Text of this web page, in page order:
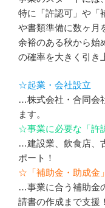
特に「許認可」や「
や書類準備に数ヶ月
余裕のある秋から始
の確率を大きく引き
☆起業・会社設立
…株式会社・合同会
ます。
☆事業に必要な「許
…建設業、飲食店、
ポート！
☆「補助金・助成金
…事業に合う補助金
請書の作成まで支援！